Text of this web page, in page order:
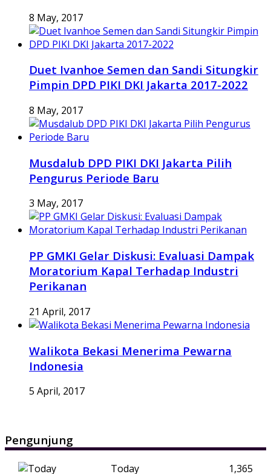
8 May, 2017
Duet Ivanhoe Semen dan Sandi Situngkir
Pimpin DPD PIKI DKI Jakarta 2017-2022
8 May, 2017
Musdalub DPD PIKI DKI Jakarta Pilih
Pengurus Periode Baru
3 May, 2017
PP GMKI Gelar Diskusi: Evaluasi Dampak
Moratorium Kapal Terhadap Industri
Perikanan
21 April, 2017
Walikota Bekasi Menerima Pewarna
Indonesia
5 April, 2017
Pengunjung
Today
1,365